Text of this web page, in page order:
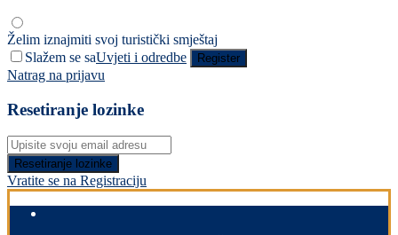
Želim iznajmiti svoj turistički smještaj
Slažem se saUvjeti i odredbe Register
Natrag na prijavu
Resetiranje lozinke
Resetiranje lozinke
Vratite se na Registraciju